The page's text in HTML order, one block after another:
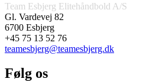
Team Esbjerg Elitehåndbold A/S
Gl. Vardevej 82
6700 Esbjerg
+45 75 13 52 76
teamesbjerg@teamesbjerg.dk
Følg os